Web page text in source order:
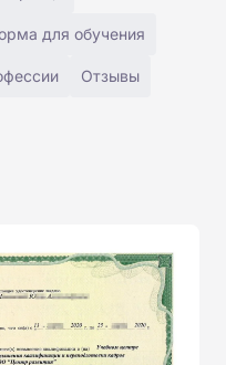
для обучения
Отзывы